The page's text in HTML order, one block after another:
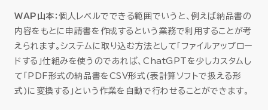
WAP山本：個人レベルでできる範囲でいうと、例えば納品書の
内容をもとに申請書を作成するという業務で利用することが考
えられます。システムに取り込む方法として「ファイルアップロー
ドする」仕組みを使うのであれば、ChatGPTを少しカスタムし
て「PDF形式の納品書をCSV形式(表計算ソフトで扱える形
式)に変換する」という作業を自動で行わせることができます。